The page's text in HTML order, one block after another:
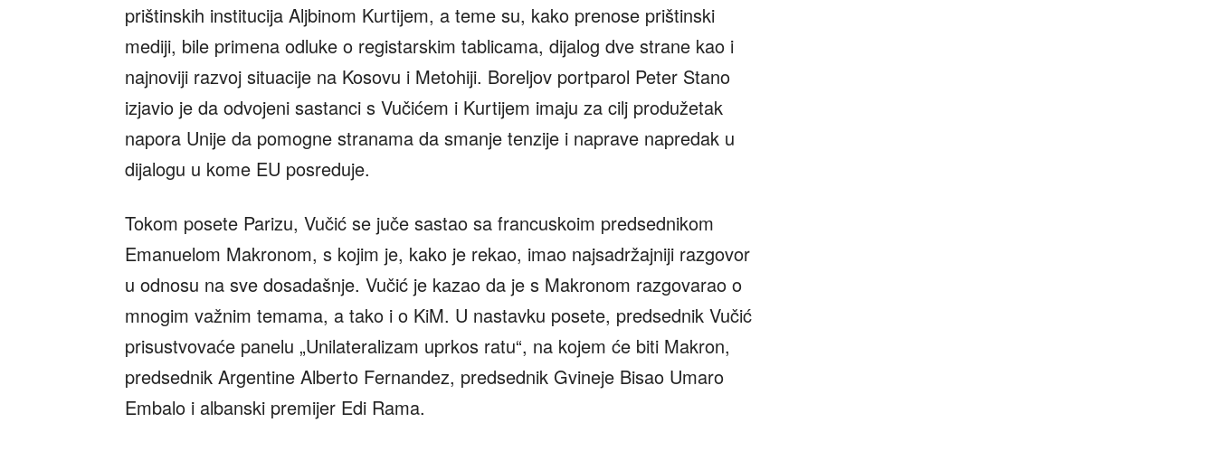
prištinskih institucija Aljbinom Kurtijem, a teme su, kako prenose prištinski
mediji, bile primena odluke o registarskim tablicama, dijalog dve strane kao i
najnoviji razvoj situacije na Kosovu i Metohiji. Boreljov portparol Peter Stano
izjavio je da odvojeni sastanci s Vučićem i Kurtijem imaju za cilj produžetak
napora Unije da pomogne stranama da smanje tenzije i naprave napredak u
dijalogu u kome EU posreduje.
Tokom posete Parizu, Vučić se juče sastao sa francuskoim predsednikom
Emanuelom Makronom, s kojim je, kako je rekao, imao najsadržajniji razgovor
u odnosu na sve dosadašnje. Vučić je kazao da je s Makronom razgovarao o
mnogim važnim temama, a tako i o KiM. U nastavku posete, predsednik Vučić
prisustvovaće panelu „Unilateralizam uprkos ratu“, na kojem će biti Makron,
predsednik Argentine Alberto Fernandez, predsednik Gvineje Bisao Umaro
Embalo i albanski premijer Edi Rama.